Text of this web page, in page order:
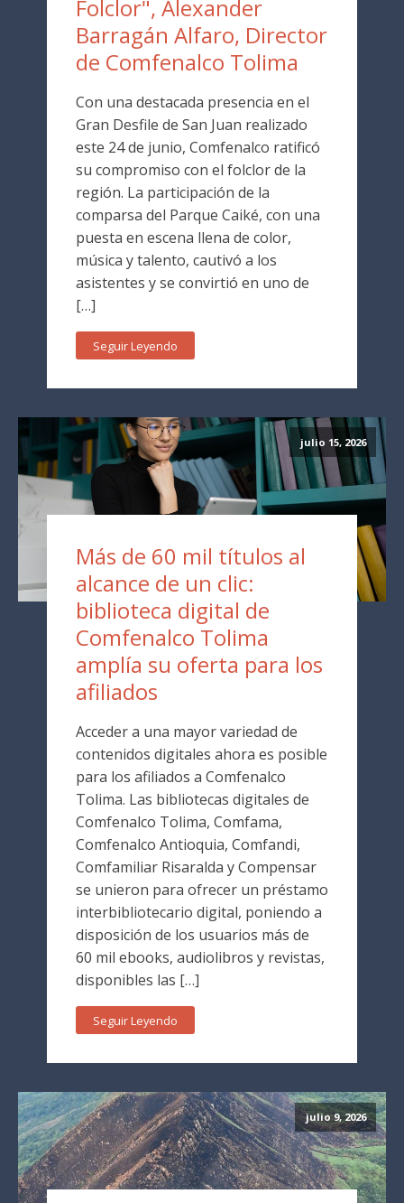
Folclor", Alexander
Barragán Alfaro, Director
de Comfenalco Tolima
Con una destacada presencia en el
Gran Desfile de San Juan realizado
este 24 de junio, Comfenalco ratificó
su compromiso con el folclor de la
región. La participación de la
comparsa del Parque Caiké, con una
puesta en escena llena de color,
música y talento, cautivó a los
asistentes y se convirtió en uno de
[…]
Seguir Leyendo
julio 15, 2026
Más de 60 mil títulos al
alcance de un clic:
biblioteca digital de
Comfenalco Tolima
amplía su oferta para los
afiliados
Acceder a una mayor variedad de
contenidos digitales ahora es posible
para los afiliados a Comfenalco
Tolima. Las bibliotecas digitales de
Comfenalco Tolima, Comfama,
Comfenalco Antioquia, Comfandi,
Comfamiliar Risaralda y Compensar
se unieron para ofrecer un préstamo
interbibliotecario digital, poniendo a
disposición de los usuarios más de
60 mil ebooks, audiolibros y revistas,
disponibles las […]
Seguir Leyendo
julio 9, 2026